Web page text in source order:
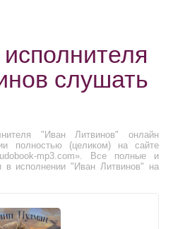
слушать
"Иван Литвинов" онлайн
полностью (целиком) на сайте
mp3.com». Все полные и
в исполнении "Иван Литвинов" на